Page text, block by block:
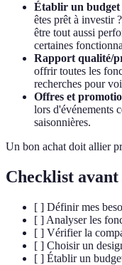
Établir un budget
êtes prêt à investir
être tout aussi
certaines
Rapport qualité/
offrir toutes les
recherches pour
Offres et
lors d'événements
saisonnières.
Un bon achat doit allier
Checklist avant
[ ] Définir mes
[ ] Analyser les
[ ] Vérifier la
[ ] Choisir un
[ ] Établir un